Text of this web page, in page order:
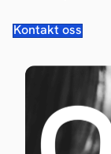
Kontakt oss